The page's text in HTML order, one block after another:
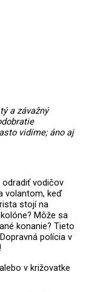
a závažný
vidíme; áno aj
odradiť vodičov
volantom, keď
stojí na
Môže sa
konanie? Tieto
polícia v
v križovatke